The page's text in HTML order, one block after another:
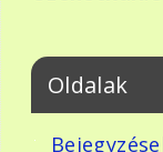
Oldalak